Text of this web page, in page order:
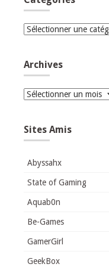
Catégories
Archives
Archives
Sites Amis
Abyssahx
State of Gaming
Aquab0n
Be-Games
GamerGirl
GeekBox